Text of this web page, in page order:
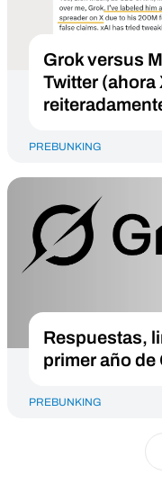
Grok versus
Twitter (ahora
PREBUNKING
Respuestas,
primer año de
PREBUNKING